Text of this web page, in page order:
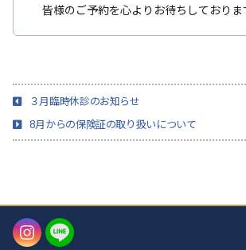
皆様のご予約を心よりお待ちしておりま
３月臨時休診のお知らせ
8月からの保険証の取り扱いについて
Instagram
LINE